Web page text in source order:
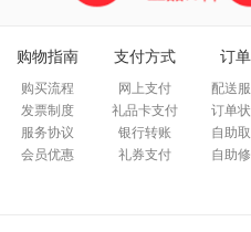
购物指南
购买流程
发票制度
服务协议
会员优惠
支付方式
网上支付
礼品卡支付
银行转账
礼券支付
订
配送
订单
自助
自助